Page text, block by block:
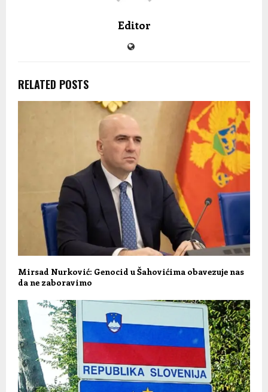
Editor
RELATED POSTS
Mirsad Nurković: Genocid u Šahovićima obavezuje nas
da ne zaboravimo